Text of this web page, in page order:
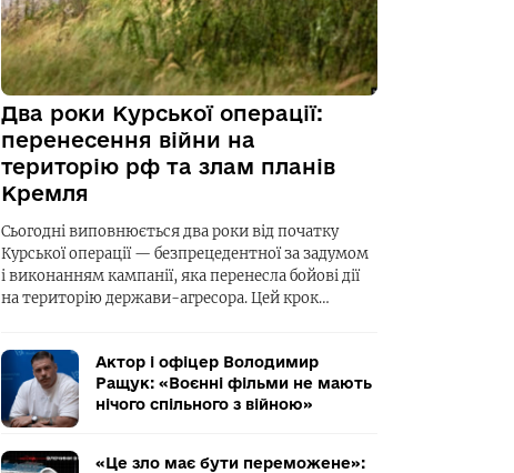
Два роки Курської операції:
перенесення війни на
територію рф та злам планів
Кремля
Сьогодні виповнюється два роки від початку
Курської операції — безпрецедентної за задумом
і виконанням кампанії, яка перенесла бойові дії
на територію держави-агресора. Цей крок…
Актор і офіцер Володимир
Ращук: «Воєнні фільми не мають
нічого спільного з війною»
«Це зло має бути переможене»: